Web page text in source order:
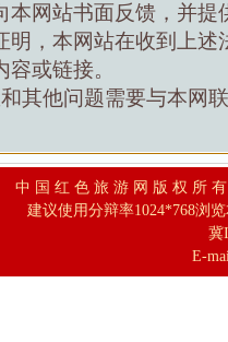
本网站书面反馈，并提
明，本网站在收到上述
或链接。
其他问题需要与本网
中 国 红 色 旅 游 网 版 权 所
建议使用分辩率1024*768浏
冀
E-